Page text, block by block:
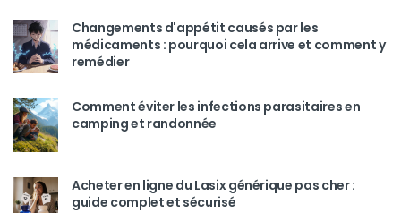
Changements d'appétit causés par les
médicaments : pourquoi cela arrive et comment y
remédier
Comment éviter les infections parasitaires en
camping et randonnée
Acheter en ligne du Lasix générique pas cher :
guide complet et sécurisé